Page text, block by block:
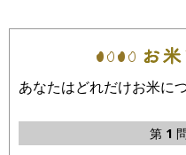
あなたはどれだけお米に
第 1